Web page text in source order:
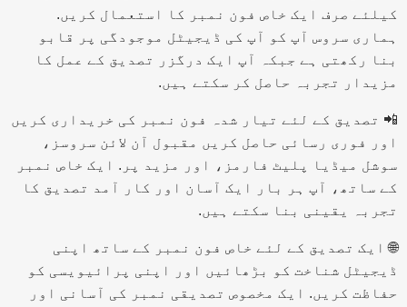
کیلئے صرف ایک خاص فون نمبر کا استعمال کریں.
ہماری سروس آپ کو آپ کی ڈیجیٹل موجودگی پر قابو
بنا رکھتی ہے جبکہ آپ ایک درگزر تصدیق کے عمل کا
مزیدار تجربہ حاصل کر سکتے ہیں.
📲 تصدیق کے لئے تیار شدہ فون نمبر کی خریداری کریں
اور فوری رسائی حاصل کریں مقبول آن لائن سروسز،
سوشل میڈیا پلیٹ فارمز، اور مزید پر. ایک خاص نمبر
کے ساتھ، آپ ہر بار ایک آسان اور کار آمد تصدیق کا
تجربہ یقینی بنا سکتے ہیں.
🌐 ایک تصدیق کے لئے خاص فون نمبر کے ساتھ اپنی
ڈیجیٹل شناخت کو بڑھائیں اور اپنی پرائیویسی کو
حفاظت کریں. ایک مخصوص تصدیقی نمبر کی آسانی اور